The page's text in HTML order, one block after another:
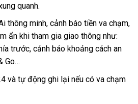
quanh.
thông minh, cảnh báo tiền va chạm,
ẩn khi tham gia giao thông như:
trước, cảnh báo khoảng cách an
Go…
và tự động ghi lại nếu có va chạm